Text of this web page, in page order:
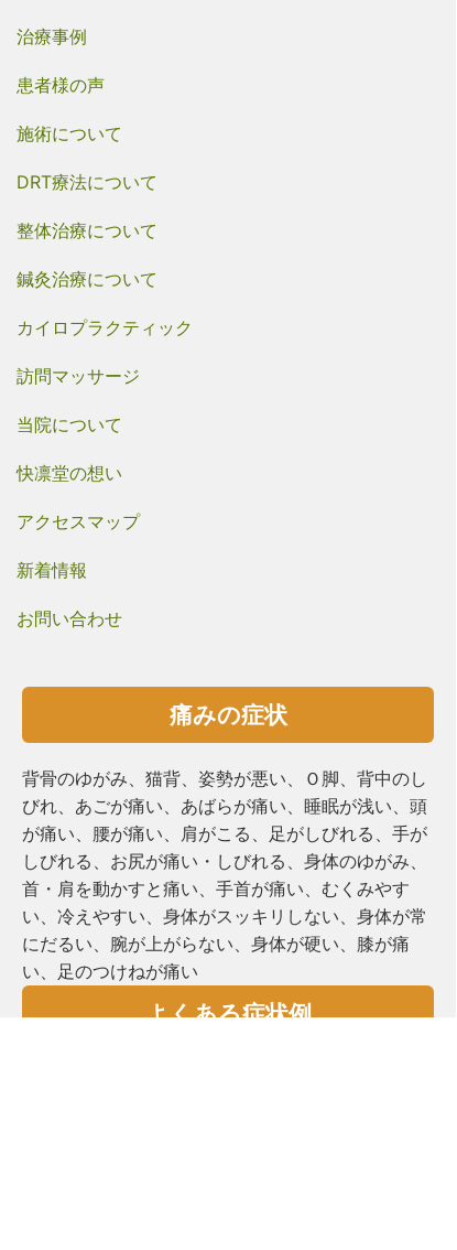
治療事例
患者様の声
施術について
DRT療法について
整体治療について
鍼灸治療について
カイロプラクティック
訪問マッサージ
当院について
快凛堂の想い
アクセスマップ
新着情報
お問い合わせ
痛みの症状
背骨のゆがみ、猫背、姿勢が悪い、Ｏ脚、背中のし
びれ、あごが痛い、あばらが痛い、睡眠が浅い、頭
が痛い、腰が痛い、肩がこる、⾜がしびれる、手が
しびれる、お尻が痛い・しびれる、⾝体のゆがみ、
首・肩を動かすと痛い、手首が痛い、むくみやす
い、冷えやすい、⾝体がスッキリしない、⾝体が常
にだるい、腕が上がらない、⾝体が硬い、膝が痛
い、⾜のつけねが痛い
よくある症状例